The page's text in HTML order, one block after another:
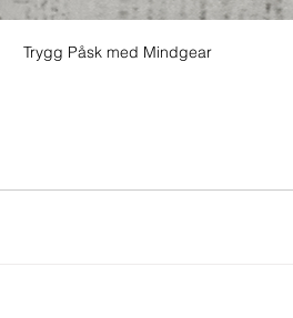
Trygg Påsk med Mindgear